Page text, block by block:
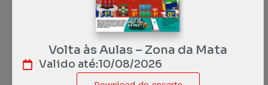
Volta às Aulas – Zona da Mata
Valido até:10/08/2026